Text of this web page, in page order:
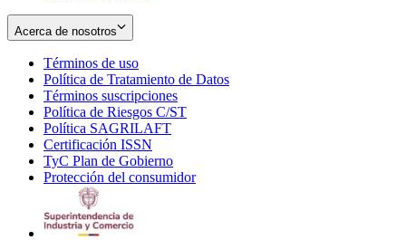
Acerca de nosotros
Términos de uso
in
new
window
Política de Tratamiento de Datos
Términos suscripciones
in
Política de Riesgos C/ST
Política SAGRILAFT
new
window
Certificación ISSN
in
new
TyC Plan de Gobierno
in
Protección del consumidorOpens